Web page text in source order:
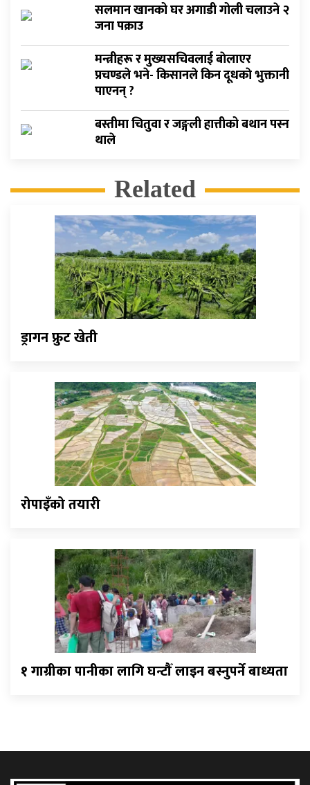
सलमान खानको घर अगाडी गोली चलाउने २
जना पक्राउ
मन्त्रीहरू र मुख्यसचिवलाई बाेलाएर
प्रचण्डले भने- किसानले किन दूधकाे भुक्तानी
पाएनन् ?
बस्तीमा चितुवा र जङ्गली हात्तीको बथान पस्न
थाले
Related
ड्रागन फ्रुट खेती
रोपाइँको तयारी
१ गाग्रीका पानीका लागि घन्टौँ लाइन बस्नुपर्ने बाध्यता